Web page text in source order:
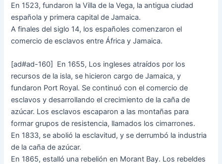
En 1523, fundaron la Villa de la Vega, la antigua ciudad
española y primera capital de Jamaica.
A finales del siglo 14, los españoles comenzaron el
comercio de esclavos entre África y Jamaica.
[ad#ad-160]
En 1655, Los ingleses atraídos por los
recursos de la isla, se hicieron cargo de Jamaica, y
fundaron Port Royal. Se continuó con el comercio de
esclavos y desarrollando el crecimiento de la caña de
azúcar. Los esclavos escaparon a las montañas para
formar grupos de resistencia, llamados los cimarrones.
En 1833, se abolió la esclavitud, y se derrumbó la industria
de la caña de azúcar.
En 1865, estalló una rebelión en Morant Bay. Los rebeldes